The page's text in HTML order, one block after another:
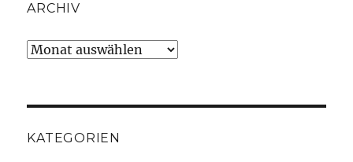
ARCHIV
Archiv
KATEGORIEN